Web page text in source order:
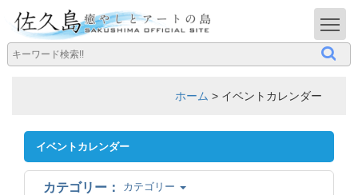
ホーム > イベントカレンダー
イベントカレンダー
カテゴリー